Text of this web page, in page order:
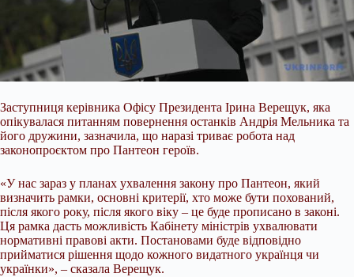
Заступниця керівника Офісу Президента Ірина Верещук, яка
опікувалася питанням повернення останків Андрія Мельника та
його дружини, зазначила, що наразі триває робота над
законопроєктом про Пантеон героїв.
«У нас зараз у планах ухвалення закону про Пантеон, який
визначить рамки, основні критерії, хто може бути похований,
після якого року, після якого віку – це буде прописано в законі.
Ця рамка дасть можливість Кабінету міністрів ухвалювати
нормативні правові акти. Постановами буде відповідно
прийматися рішення щодо кожного видатного українця чи
українки», – сказала Верещук.